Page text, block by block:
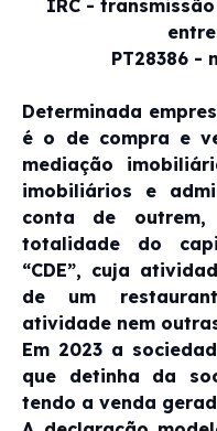
IRC -
PT28386 -
Determinada
é o de compra e
mediação
imobiliários e
conta de
totalidade do
“CDE”, cuja
de um
atividade nem
Em 2023 a
que detinha da
tendo a venda